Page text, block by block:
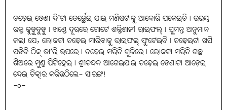
ଚଢ଼େଇ ଡେଣା ଦି’ଟା ତେର୍ଚ୍ଛେଇ ଯାଇ ମଣିଷଟାକୁ ଆବୋରି ପକେଇଚି। ଉଭୟ
ରକ୍ତ ଜୁଡ଼ୁବୁଡ଼ୁ। ଖଣ୍ଡେ ଦୂରରେ ଗୋଟେ ଶକ୍ତିଶାଳୀ ରାଇଫଲ୍‌। ସୁମନ୍ତ ଅନୁମାନ
କଲା ଯେ, ଲୋକଟା ଚଢ଼େଇ ମାରିବାକୁ ରାଇଫଲ୍‌ ଫୁଟେଇଚି। ଚଢ଼େଇଟା ଖସି
ପଡ଼ିଚି ଠିକ୍‌ ତା’ରି ଉପରେ। ଚଢ଼େଇ ମରିଚି ଗୁଳିରେ। ଲୋକଟା ମରିଚି ଗଛ
ଶିଅରେ ମୁଣ୍ଡ ପିଟିହେଇ। ଶ୍ରୀଚନ୍ଦନ ଆଗେଇଯାଇ ଚଢ଼େଇ ଡେଣାଟା ଆଡ଼େଇ
ଦେଇ ଚିତ୍କାର କରିଉଠିଲେ- ସାରଙ୍ଗ!
-o-